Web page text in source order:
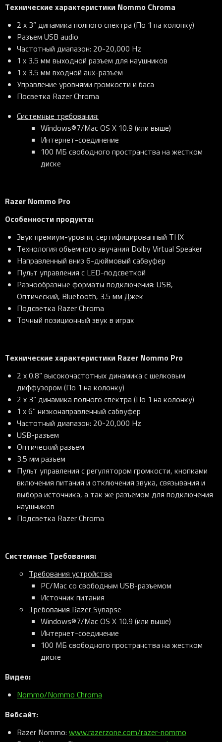
Технические характеристики Nommo Chroma
2 x 3” динамика полного спектра (По 1 на колонку)
Разъем USB audio
Частотный диапазон: 20-20,000 Hz
1 x 3.5 мм выходной разъем для наушников
1 x 3.5 мм входной aux-разъем
Управление уровнями громкости и баса
Посветка Razer Chroma
Системные требования:
Windows®7/Mac OS X 10.9 (или выше)
Интернет-соединение
100 МБ свободного пространства на жестком
диске
Razer Nommo Pro
Особенности продукта:
Звук премиум-уровня, сертифицированный THX
Технология объемного звучания Dolby Virtual Speaker
Направленный вниз 6-дюймовый сабвуфер
Пульт управления с LED-подсветкой
Разнообразные форматы подключения: USB,
Оптический, Bluetooth, 3.5 мм Джек
Подсветка Razer Chroma
Точный позиционный звук в играх
Технические характеристики Razer Nommo Pro
2 x 0.8” высокочастотных динамика с шелковым
диффузором (По 1 на колонку)
2 x 3” динамика полного спектра (По 1 на колонку)
1 x 6” низконаправленный сабвуфер
Частотный диапазон: 20-20,000 Hz
USB-разъем
Оптический разъем
3.5 мм разъем
Пульт управления с регулятором громкости, кнопками
включения питания и отключения звука, связывания и
выбора источника, а так же разъемом для подключения
наушников
Подсветка Razer Chroma
Системные Требования:
Требования устройства
PC/Mac со свободным USB-разъемом
Источник питания
Требования Razer Synapse
Windows®7/Mac OS X 10.9 (или выше)
Интернет-соединение
100 МБ свободного пространства на жестком
диске
Видео:
Nommo/Nommo Chroma
Вебсайт:
Razer Nommo: www.razerzone.com/razer-nommo